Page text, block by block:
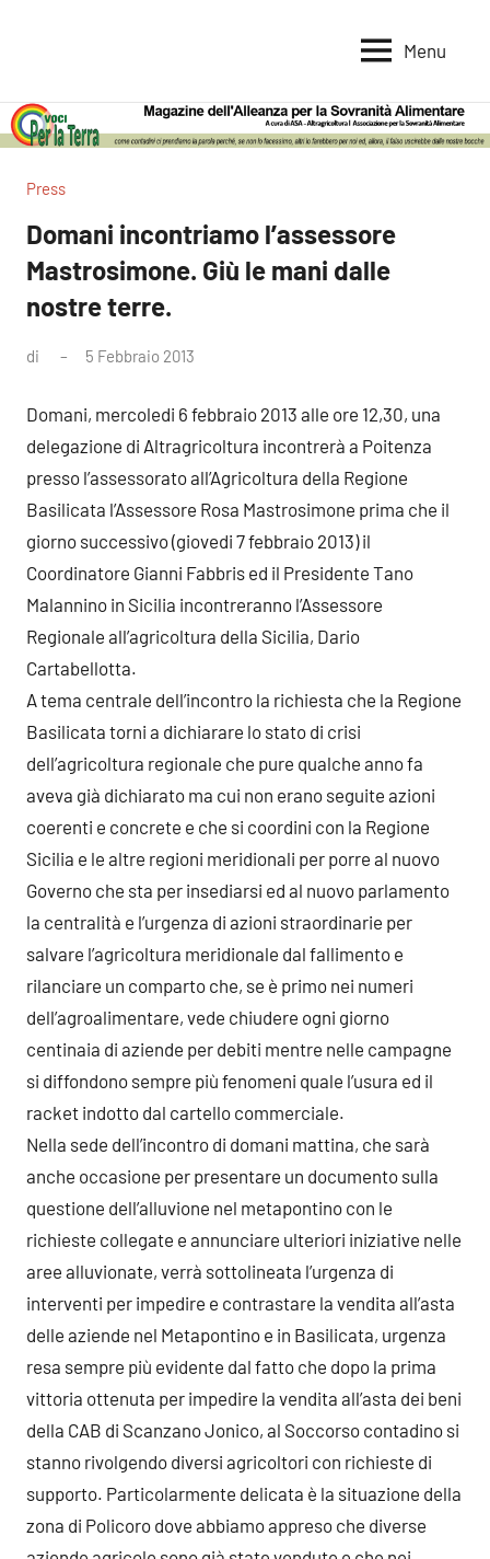
per
la
Terra
per
la
Alimentare
Menu
Press
Domani incontriamo l’assessore
Mastrosimone. Giù le mani dalle
nostre terre.
di 5 Febbraio 2013
Domani, mercoledi 6 febbraio 2013 alle ore 12,30, una
delegazione di Altragricoltura incontrerà a Poitenza
presso l’assessorato all’Agricoltura della Regione
Basilicata l’Assessore Rosa Mastrosimone prima che il
giorno successivo (giovedi 7 febbraio 2013) il
Coordinatore Gianni Fabbris ed il Presidente Tano
Malannino in Sicilia incontreranno l’Assessore
Regionale all’agricoltura della Sicilia, Dario
Cartabellotta.
A tema centrale dell’incontro la richiesta che la Regione
Basilicata torni a dichiarare lo stato di crisi
dell’agricoltura regionale che pure qualche anno fa
aveva già dichiarato ma cui non erano seguite azioni
coerenti e concrete e che si coordini con la Regione
Sicilia e le altre regioni meridionali per porre al nuovo
Governo che sta per insediarsi ed al nuovo parlamento
la centralità e l’urgenza di azioni straordinarie per
salvare l’agricoltura meridionale dal fallimento e
rilanciare un comparto che, se è primo nei numeri
dell’agroalimentare, vede chiudere ogni giorno
centinaia di aziende per debiti mentre nelle campagne
si diffondono sempre più fenomeni quale l’usura ed il
racket indotto dal cartello commerciale.
Nella sede dell’incontro di domani mattina, che sarà
anche occasione per presentare un documento sulla
questione dell’alluvione nel metapontino con le
richieste collegate e annunciare ulteriori iniziative nelle
aree alluvionate, verrà sottolineata l’urgenza di
interventi per impedire e contrastare la vendita all’asta
delle aziende nel Metapontino e in Basilicata, urgenza
resa sempre più evidente dal fatto che dopo la prima
vittoria ottenuta per impedire la vendita all’asta dei beni
della CAB di Scanzano Jonico, al Soccorso contadino si
stanno rivolgendo diversi agricoltori con richieste di
supporto. Particolarmente delicata è la situazione della
zona di Policoro dove abbiamo appreso che diverse